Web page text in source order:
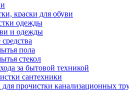
краски для обуви
одежды
и одежды
пола
стекол
за бытовой техникой
сантехники
для прочистки канализационных